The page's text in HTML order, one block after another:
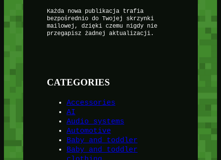
Każda nowa publikacja trafia
bezpośrednio do Twojej skrzynki
mailowej, dzięki czemu nigdy nie
przegapisz żadnej aktualizacji.
CATEGORIES
Accessories
AI
Audio systems
Automotive
Baby and toddler
Baby and toddler